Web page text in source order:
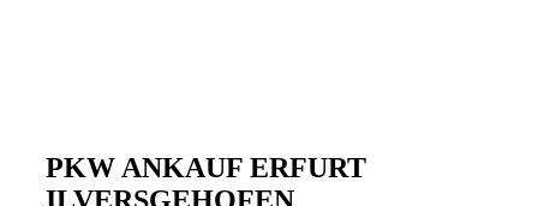
PKW ANKAUF ERFURT
ILVERSGEHOFEN